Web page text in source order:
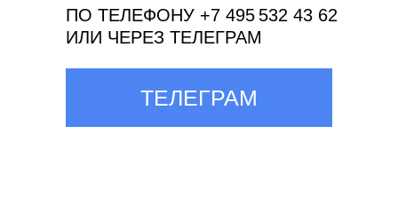
ПО ТЕЛЕФОНУ +7 495 532 43 62
ИЛИ ЧЕРЕЗ ТЕЛЕГРАМ
ТЕЛЕГРАМ